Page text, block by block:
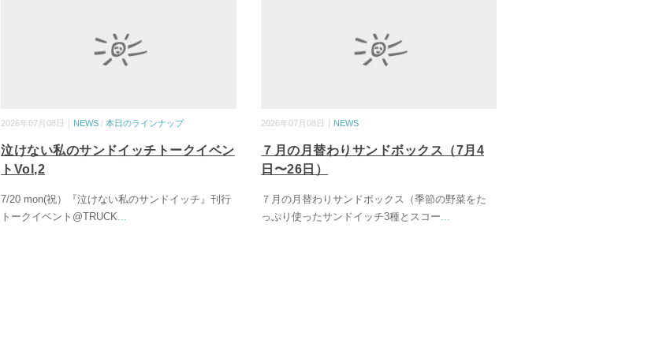
2026年07月08日｜ NEWS /本日のラインナップ
泣けない私のサンドイッチトークイベン
トVol,2
7/20 mon(祝）『泣けない私のサンドイッチ』刊行
トークイベント@TRUCK...
2026年07月08日｜ NEWS
７月の月替わりサンドボックス（7月4
日〜26日）
７月の月替わりサンドボックス（季節の野菜をた
っぷり使ったサンドイッチ3種とスコー...